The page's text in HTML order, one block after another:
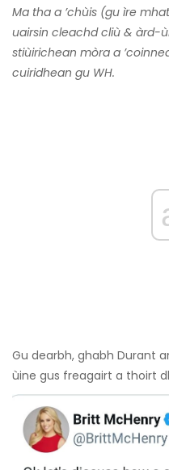
Ma tha a ’chùis (gu ìre
uairsin cleachd cliù & àrd-
stiùirichean mòra a
cuiridhean gu WH.
Gu dearbh, ghabh Durant
ùine gus freagairt a thoirt